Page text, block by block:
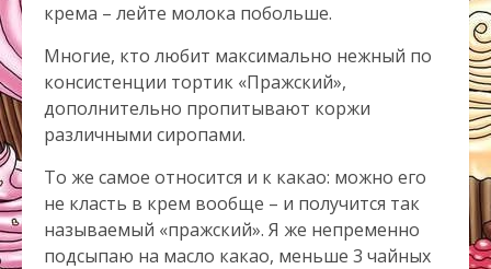
крема – лейте молока побольше.
Многие, кто любит максимально нежный по
консистенции тортик «Пражский»,
дополнительно пропитывают коржи
различными сиропами.
То же самое относится и к какао: можно его
не класть в крем вообще – и получится так
называемый «пражский». Я же непременно
подсыпаю на масло какао, меньше 3 чайных